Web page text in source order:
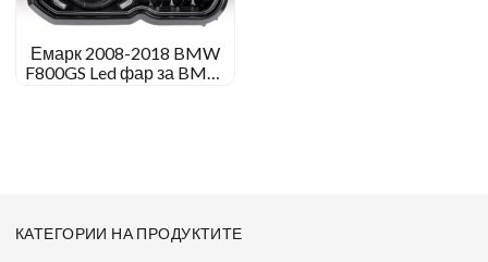
Емарк 2008-2018 BMW
F800GS Led фар за BMW
КАТЕГОРИИ НА ПРОДУКТИТЕ